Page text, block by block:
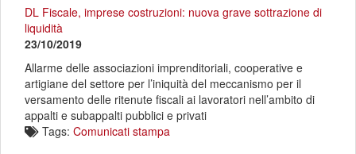
DL Fiscale, imprese costruzioni: nuova grave sottrazione di
liquidità
23/10/2019
Allarme delle associazioni imprenditoriali, cooperative e
artigiane del settore per l’iniquità del meccanismo per il
versamento delle ritenute fiscali ai lavoratori nell’ambito di
appalti e subappalti pubblici e privati
Tags: Comunicati stampa